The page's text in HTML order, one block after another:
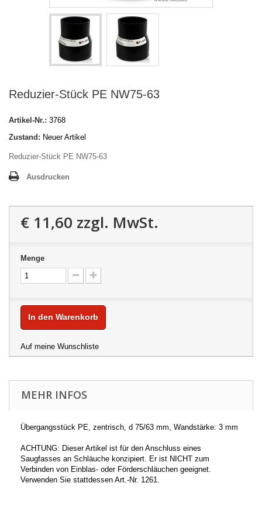
Reduzier-Stück PE NW75-63
Artikel-Nr.: 3768
Zustand: Neuer Artikel
Reduzier-Stück PE NW75-63
Ausdrucken
€ 11,60 zzgl. MwSt.
Menge
In den Warenkorb
Auf meine Wunschliste
MEHR INFOS
Übergangsstück PE, zentrisch, d 75/63 mm, Wandstärke: 3 mm
ACHTUNG: Dieser Artikel ist für den Anschluss eines
Saugfasses an Schläuche konzipiert. Er ist NICHT zum
Verbinden von Einblas- oder Förderschläuchen geeignet.
Verwenden Sie stattdessen Art.-Nr. 1261.